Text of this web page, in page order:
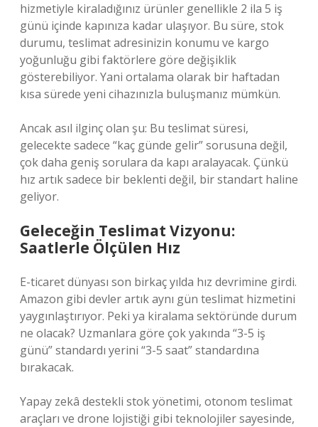
hizmetiyle kiraladığınız ürünler genellikle 2 ila 5 iş
günü içinde kapınıza kadar ulaşıyor. Bu süre, stok
durumu, teslimat adresinizin konumu ve kargo
yoğunluğu gibi faktörlere göre değişiklik
gösterebiliyor. Yani ortalama olarak bir haftadan
kısa sürede yeni cihazınızla buluşmanız mümkün.
Ancak asıl ilginç olan şu: Bu teslimat süresi,
gelecekte sadece “kaç günde gelir” sorusuna değil,
çok daha geniş sorulara da kapı aralayacak. Çünkü
hız artık sadece bir beklenti değil, bir standart haline
geliyor.
Geleceğin Teslimat Vizyonu:
Saatlerle Ölçülen Hız
E-ticaret dünyası son birkaç yılda hız devrimine girdi.
Amazon gibi devler artık aynı gün teslimat hizmetini
yaygınlaştırıyor. Peki ya kiralama sektöründe durum
ne olacak? Uzmanlara göre çok yakında “3-5 iş
günü” standardı yerini “3-5 saat” standardına
bırakacak.
Yapay zekâ destekli stok yönetimi, otonom teslimat
araçları ve drone lojistiği gibi teknolojiler sayesinde,